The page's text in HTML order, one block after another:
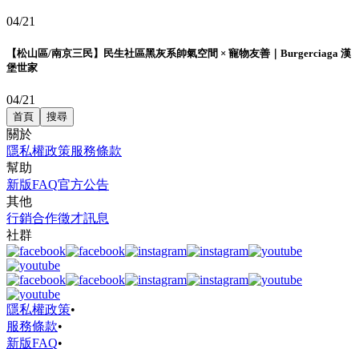
04/21
【松山區/南京三民】民生社區黑灰系帥氣空間 × 寵物友善｜Burgerciaga 漢
堡世家
04/21
首頁 搜尋
關於
隱私權政策服務條款
幫助
新版FAQ官方公告
其他
行銷合作徵才訊息
社群
隱私權政策•
服務條款•
新版FAQ•